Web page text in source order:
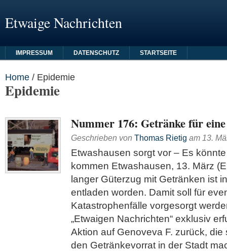
Etwaige Nachrichten
IMPRESSUM DATENSCHUTZ STARTSEITE
Home / Epidemie
Epidemie
Nummer 176: Getränke für
Geschrieben von Thomas Rietig am 13.
Etwashausen sorgt vor – Es
kommen Etwashausen, 13. März
langer Güterzug mit Getränken ist
entladen worden. Damit soll für
Katastrophenfälle vorgesorgt
„Etwaigen Nachrichten“ exklusiv
Aktion auf Genoveva F. zurück, die
den Getränkevorrat in der Stadt